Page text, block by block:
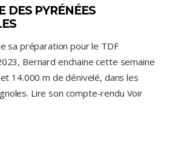
DES PYRÉNÉES
sa préparation pour le TDF
Bernard enchaine cette semaine
14.000 m de dénivelé, dans les
Lire son compte-rendu Voir